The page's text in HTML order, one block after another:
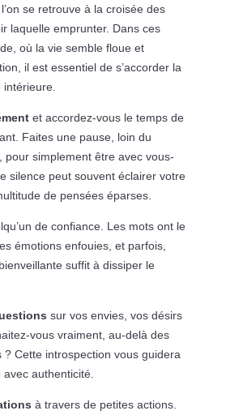
se retrouve à la croisée des
laquelle emprunter. Dans ces
où la vie semble floue et
il est essentiel de s’accorder la
intérieure.
et accordez-vous le temps de
Faites une pause, loin du
pour simplement être avec vous-
silence peut souvent éclairer votre
de pensées éparses.
de confiance. Les mots ont le
émotions enfouies, et parfois,
suffit à dissiper le
sur vos envies, vos désirs
vous vraiment, au-delà des
Cette introspection vous guidera
authenticité.
à travers de petites actions.